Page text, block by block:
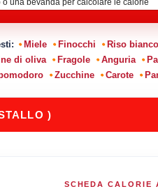
Miele Finocchi Riso
di oliva
Fragole Anguria
Zucchine Carote
)
SCHEDA CALORIE